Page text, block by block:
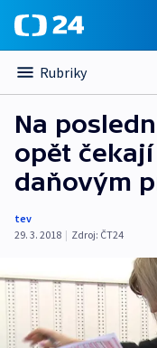
Rubriky
Na
opět
daňovým
tev
29. 3. 2018 | Zdroj: ČT24